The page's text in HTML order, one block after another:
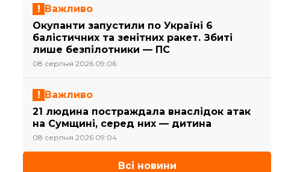
Важливо
Окупанти запустили по Україні 6
балістичних та зенітних ракет. Збиті
лише безпілотники — ПС
08 серпня 2026 09:06
Важливо
21 людина постраждала внаслідок атак
на Сумщині, серед них — дитина
08 серпня 2026 09:04
Всі новини